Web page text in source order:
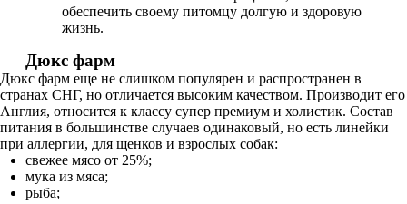
обеспечить своему питомцу долгую и здоровую
жизнь.
Дюкс фарм
Дюкс фарм еще не слишком популярен и распространен в
странах СНГ, но отличается высоким качеством. Производит его
Англия, относится к классу супер премиум и холистик. Состав
питания в большинстве случаев одинаковый, но есть линейки
при аллергии, для щенков и взрослых собак:
свежее мясо от 25%;
мука из мяса;
рыба;